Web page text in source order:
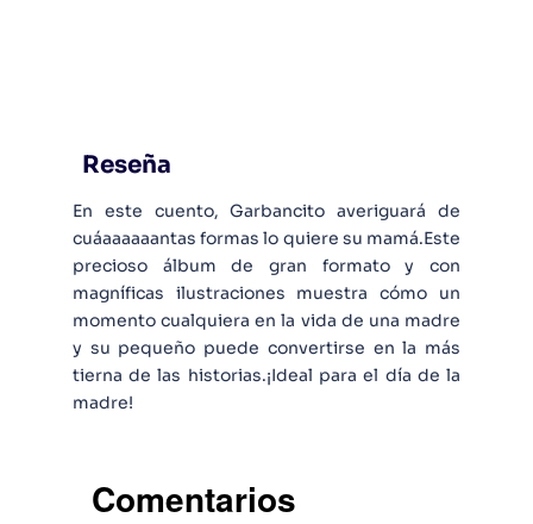
Reseña
En este cuento, Garbancito averiguará de
cuáaaaaaantas formas lo quiere su mamá.Este
precioso álbum de gran formato y con
magníficas ilustraciones muestra cómo un
momento cualquiera en la vida de una madre
y su pequeño puede convertirse en la más
tierna de las historias.¡Ideal para el día de la
madre!
Comentarios